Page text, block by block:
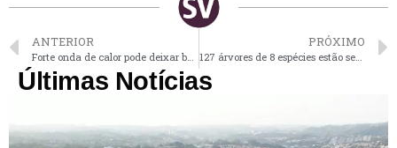
ANTERIOR
Forte onda de calor pode deixar bairros de Vinhedo sem água nos próximos dias
PRÓXIMO
127 árvores de 8 espécies estão sendo plantadas no Portal de Vinhedo
Últimas Notícias